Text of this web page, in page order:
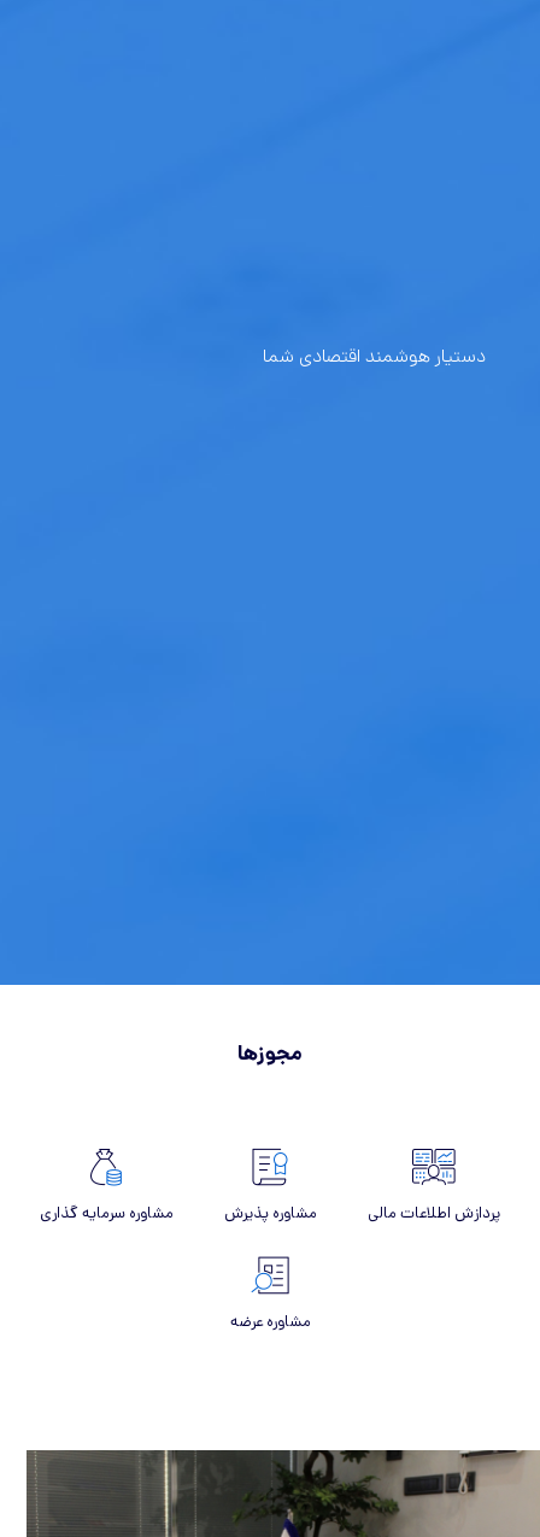
دستیار هوشمند اقتصادی شما
مجوز‌ها
پردازش اطلاعات مالی مشاوره پذیرش مشاوره سرمایه گذاری
مشاوره عرضه